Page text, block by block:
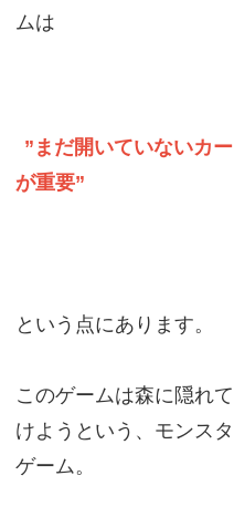
ムは
”まだ開いていないカ
が重要”
という点にあります。
このゲームは森に隠れ
けようという、モンス
ゲーム。